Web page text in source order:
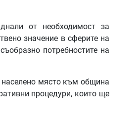
от необходимост за
значение в сферите на
потребностите на
населено място към община
процедури, които ще